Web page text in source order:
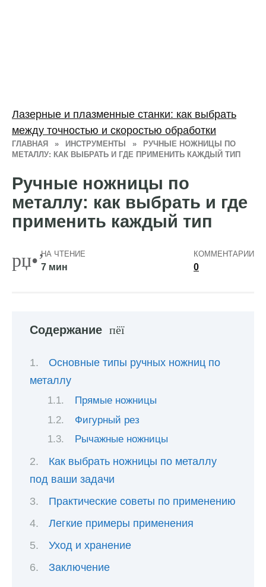
ГЛАВНАЯ » ИНСТРУМЕНТЫ »
РУЧНЫЕ НОЖНИЦЫ ПО
МЕТАЛЛУ: КАК ВЫБРАТЬ И ГДЕ ПРИМЕНИТЬ КАЖДЫЙ ТИП
Ручные ножницы по
металлу: как выбрать и где
применить каждый тип
НА ЧТЕНИЕ
7 мин
КОММЕНТАРИИ
0
Содержание
Основные типы ручных ножниц по
металлу
Прямые ножницы
Фигурный рез
Рычажные ножницы
Как выбрать ножницы по металлу
под ваши задачи
Практические советы по применению
Легкие примеры применения
Уход и хранение
Заключение
Лазерные и плазменные станки: как выбрать
между точностью и скоростью обработки